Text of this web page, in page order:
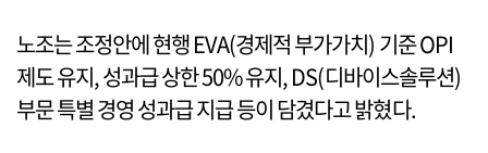
노조는 조정안에 현행 EVA(경제적 부가가치) 기준 OPI
제도 유지, 성과급 상한 50% 유지, DS(디바이스솔루션)
부문 특별 경영 성과급 지급 등이 담겼다고 밝혔다.